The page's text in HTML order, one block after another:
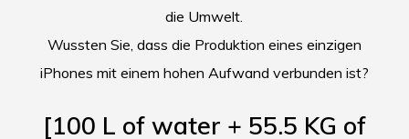
die Umwelt.
Wussten Sie, dass die Produktion eines einzigen
iPhones mit einem hohen Aufwand verbunden ist?
[100 L of water + 55.5 KG of